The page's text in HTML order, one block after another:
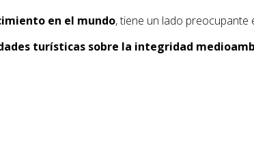
en el mundo, tiene un lado preocupante
turísticas sobre la integridad